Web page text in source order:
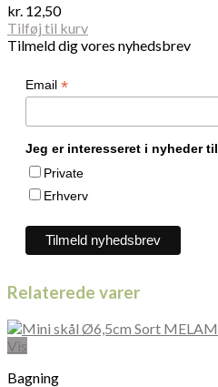
kr. 12,50
Tilføj til kurv
Tilmeld dig vores nyhedsbrev
Email *
Jeg er interesseret i nyheder til
Private
Erhverv
Relaterede varer
Vis
Bagning